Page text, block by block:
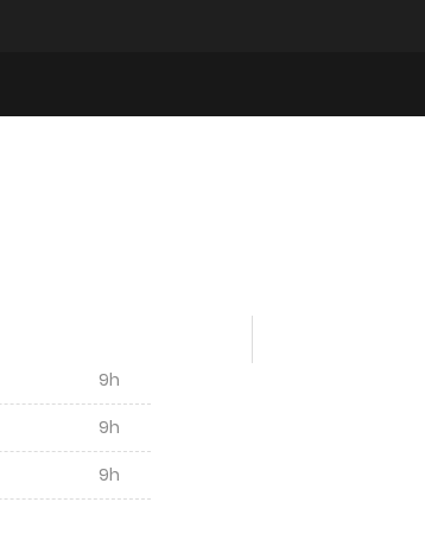
9h
9h
9h